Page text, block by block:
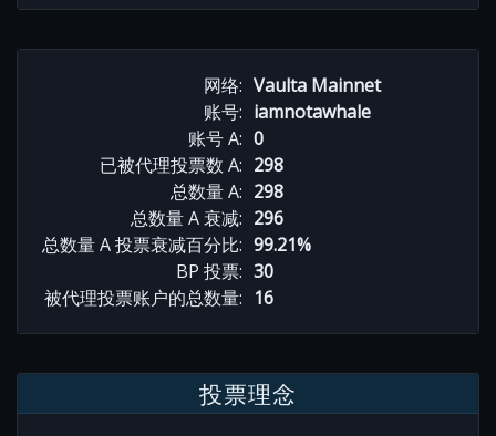
网络: Vaulta Mainnet
账号: iamnotawhale
账号 A: 0
已被代理投票数 A: 298
总数量 A: 298
总数量 A 衰减: 296
总数量 A 投票衰减百分比: 99.21%
BP 投票: 30
被代理投票账户的总数量: 16
投票理念